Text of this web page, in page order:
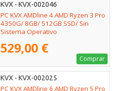
KVX - KVX-002046
PC KVX AMDline 4 AMD Ryzen 3 Pro
4350G/ 8GB/ 512GB SSD/ Sin
Sistema Operativo
529,00 €
Comprar
KVX - KVX-002025
PC KVX AMDline 6 AMD Ryzen 5 Pro